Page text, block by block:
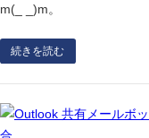
m(_ _)m。
続きを読む